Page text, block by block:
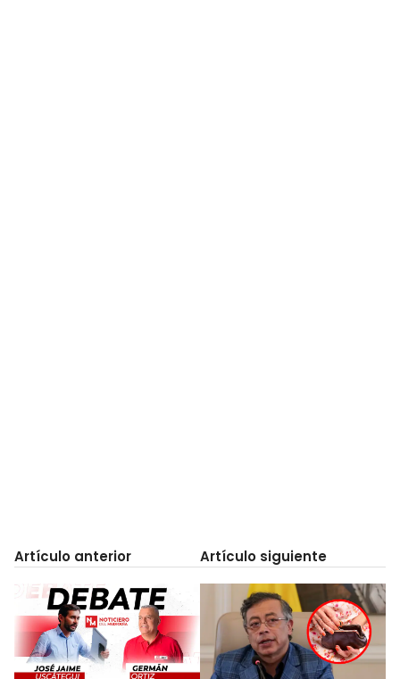
Artículo anterior Artículo siguiente